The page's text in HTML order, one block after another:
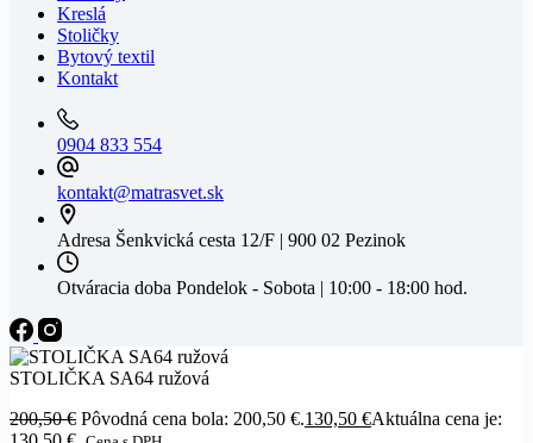
Kreslá
Stoličky
Bytový textil
Kontakt
0904 833 554
kontakt@matrasvet.sk
Adresa Šenkvická cesta 12/F | 900 02 Pezinok
Otváracia doba Pondelok - Sobota | 10:00 - 18:00 hod.
STOLIČKA SA64 ružová
200,50€ Pôvodná cena bola: 200,50 €.130,50 €Aktuálna cena je: